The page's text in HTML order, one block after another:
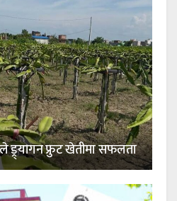
फ्रुट खेतीमा सफलता